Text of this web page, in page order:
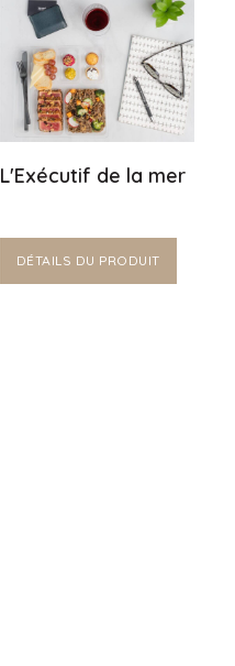
L'Exécutif de la mer
DÉTAILS DU PRODUIT